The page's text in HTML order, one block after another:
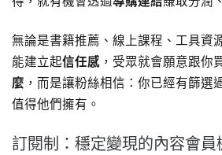
無論是書籍推薦、線上課程、工具資
能建立起信任感 ，受眾就會願意跟你
麼 ，而是讓粉絲相信：你已經有篩選
值得他們擁有。
訂閱制：穩定變現的內容會員